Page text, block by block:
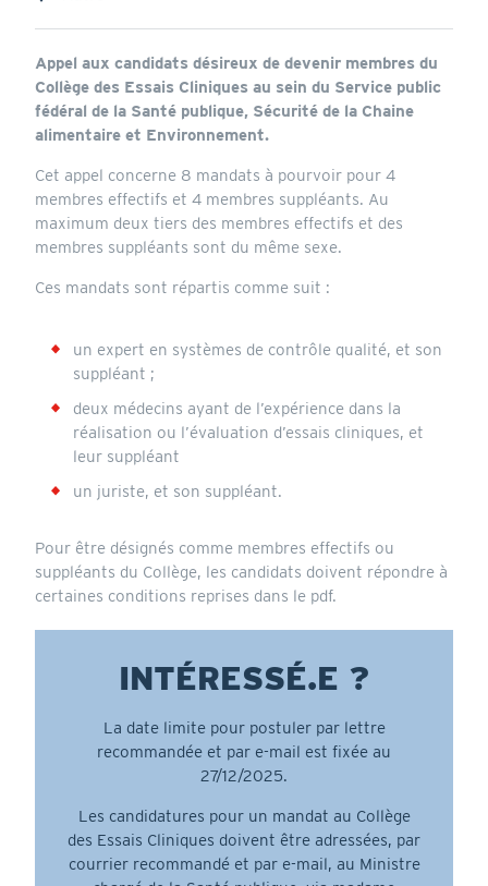
Annonce
Appel aux candidats désireux de devenir membres du
Collège des Essais Cliniques au sein du Service public
fédéral de la Santé publique, Sécurité de la Chaine
alimentaire et Environnement.
Cet appel concerne 8 mandats à pourvoir pour 4
membres effectifs et 4 membres suppléants. Au
maximum deux tiers des membres effectifs et des
membres suppléants sont du même sexe.
Ces mandats sont répartis comme suit :
un expert en systèmes de contrôle qualité, et son
suppléant ;
deux médecins ayant de l’expérience dans la
réalisation ou l’évaluation d’essais cliniques, et
leur suppléant
un juriste, et son suppléant.
Pour être désignés comme membres effectifs ou
suppléants du Collège, les candidats doivent répondre à
certaines conditions reprises dans le pdf.
INTÉRESSÉ.E ?
La date limite pour postuler par lettre
recommandée et par e-mail est fixée au
27/12/2025.
Les candidatures pour un mandat au Collège
des Essais Cliniques doivent être adressées, par
courrier recommandé et par e-mail, au Ministre